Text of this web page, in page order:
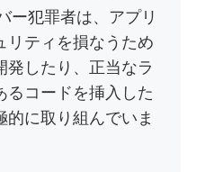
ー犯罪者は、アプリ
リティを損なうため
したり、正当なラ
るコードを挿入した
的に取り組んでいま